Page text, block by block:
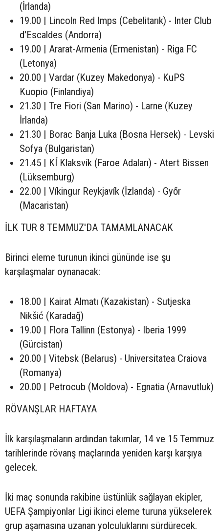
(İrlanda)
19.00 | Lincoln Red Imps (Cebelitarık) - Inter Club
d'Escaldes (Andorra)
19.00 | Ararat-Armenia (Ermenistan) - Riga FC
(Letonya)
20.00 | Vardar (Kuzey Makedonya) - KuPS
Kuopio (Finlandiya)
21.30 | Tre Fiori (San Marino) - Larne (Kuzey
İrlanda)
21.30 | Borac Banja Luka (Bosna Hersek) - Levski
Sofya (Bulgaristan)
21.45 | KÍ Klaksvík (Faroe Adaları) - Atert Bissen
(Lüksemburg)
22.00 | Víkingur Reykjavík (İzlanda) - Győr
(Macaristan)
İLK TUR 8 TEMMUZ'DA TAMAMLANACAK
Birinci eleme turunun ikinci gününde ise şu
karşılaşmalar oynanacak:
18.00 | Kairat Almatı (Kazakistan) - Sutjeska
Nikšić (Karadağ)
19.00 | Flora Tallinn (Estonya) - Iberia 1999
(Gürcistan)
20.00 | Vitebsk (Belarus) - Universitatea Craiova
(Romanya)
20.00 | Petrocub (Moldova) - Egnatia (Arnavutluk)
RÖVANŞLAR HAFTAYA
İlk karşılaşmaların ardından takımlar, 14 ve 15 Temmuz
tarihlerinde rövanş maçlarında yeniden karşı karşıya
gelecek.
İki maç sonunda rakibine üstünlük sağlayan ekipler,
UEFA Şampiyonlar Ligi ikinci eleme turuna yükselerek
grup aşamasına uzanan yolculuklarını sürdürecek.